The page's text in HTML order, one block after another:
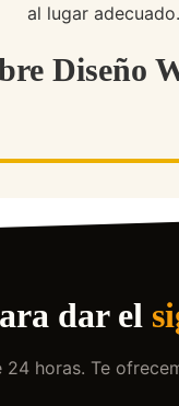
al lugar adecuado.
Diseño
dar el
horas. Te